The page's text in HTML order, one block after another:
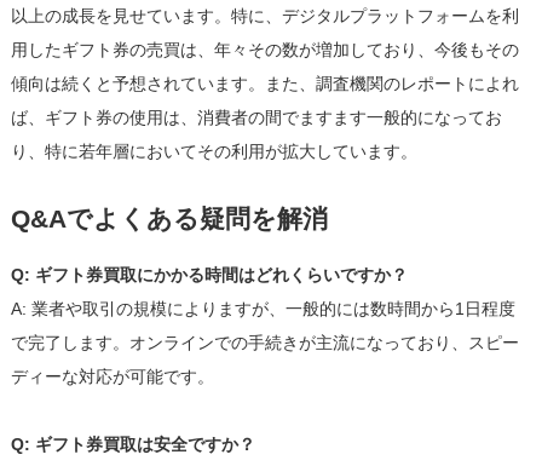
以上の成長を見せています。特に、デジタルプラットフォームを利
用したギフト券の売買は、年々その数が増加しており、今後もその
傾向は続くと予想されています。また、調査機関のレポートによれ
ば、ギフト券の使用は、消費者の間でますます一般的になってお
り、特に若年層においてその利用が拡大しています。
Q&Aでよくある疑問を解消
Q: ギフト券買取にかかる時間はどれくらいですか？
A: 業者や取引の規模によりますが、一般的には数時間から1日程度
で完了します。オンラインでの手続きが主流になっており、スピー
ディーな対応が可能です。
Q: ギフト券買取は安全ですか？